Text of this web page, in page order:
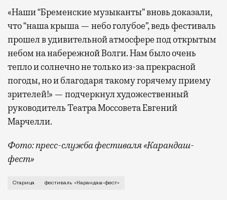
«Наши “Бременские музыканты” вновь доказали,
что “наша крыша — небо голубое”, ведь фестиваль
прошел в удивительной атмосфере под открытым
небом на набережной Волги. Нам было очень
тепло и солнечно не только из-за прекрасной
погоды, но и благодаря такому горячему приему
зрителей!» — подчеркнул художественный
руководитель Театра Моссовета Евгений
Марчелли.
Фото: пресс-служба фестиваля «Карандаш-
фест»
В минувший уикенд маленькая Старица в
Старица фестиваль «Карандаш-фест»